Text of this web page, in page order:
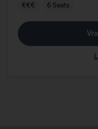
€€€ 6 Seats